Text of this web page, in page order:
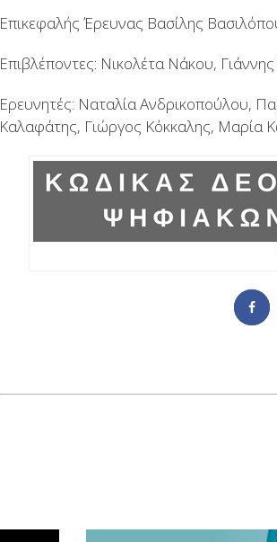
Επικεφαλής Έρευνας Βασίλης
Επιβλέποντες: Νικολέτα Νάκου,
Ερευνητές: Ναταλία Ανδρικοπούλου,
Καλαφάτης, Γιώργος Κόκκαλης, Μαρία